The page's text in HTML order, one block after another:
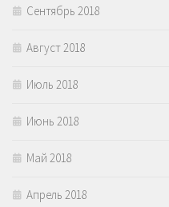
Сентябрь 2018
Август 2018
Июль 2018
Июнь 2018
Май 2018
Апрель 2018